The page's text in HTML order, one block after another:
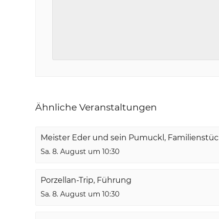
Ähnliche Veranstaltungen
Meister Eder und sein Pumuckl,
Sa. 8. August um 10:30
Porzellan-Trip, Führung
Sa. 8. August um 10:30